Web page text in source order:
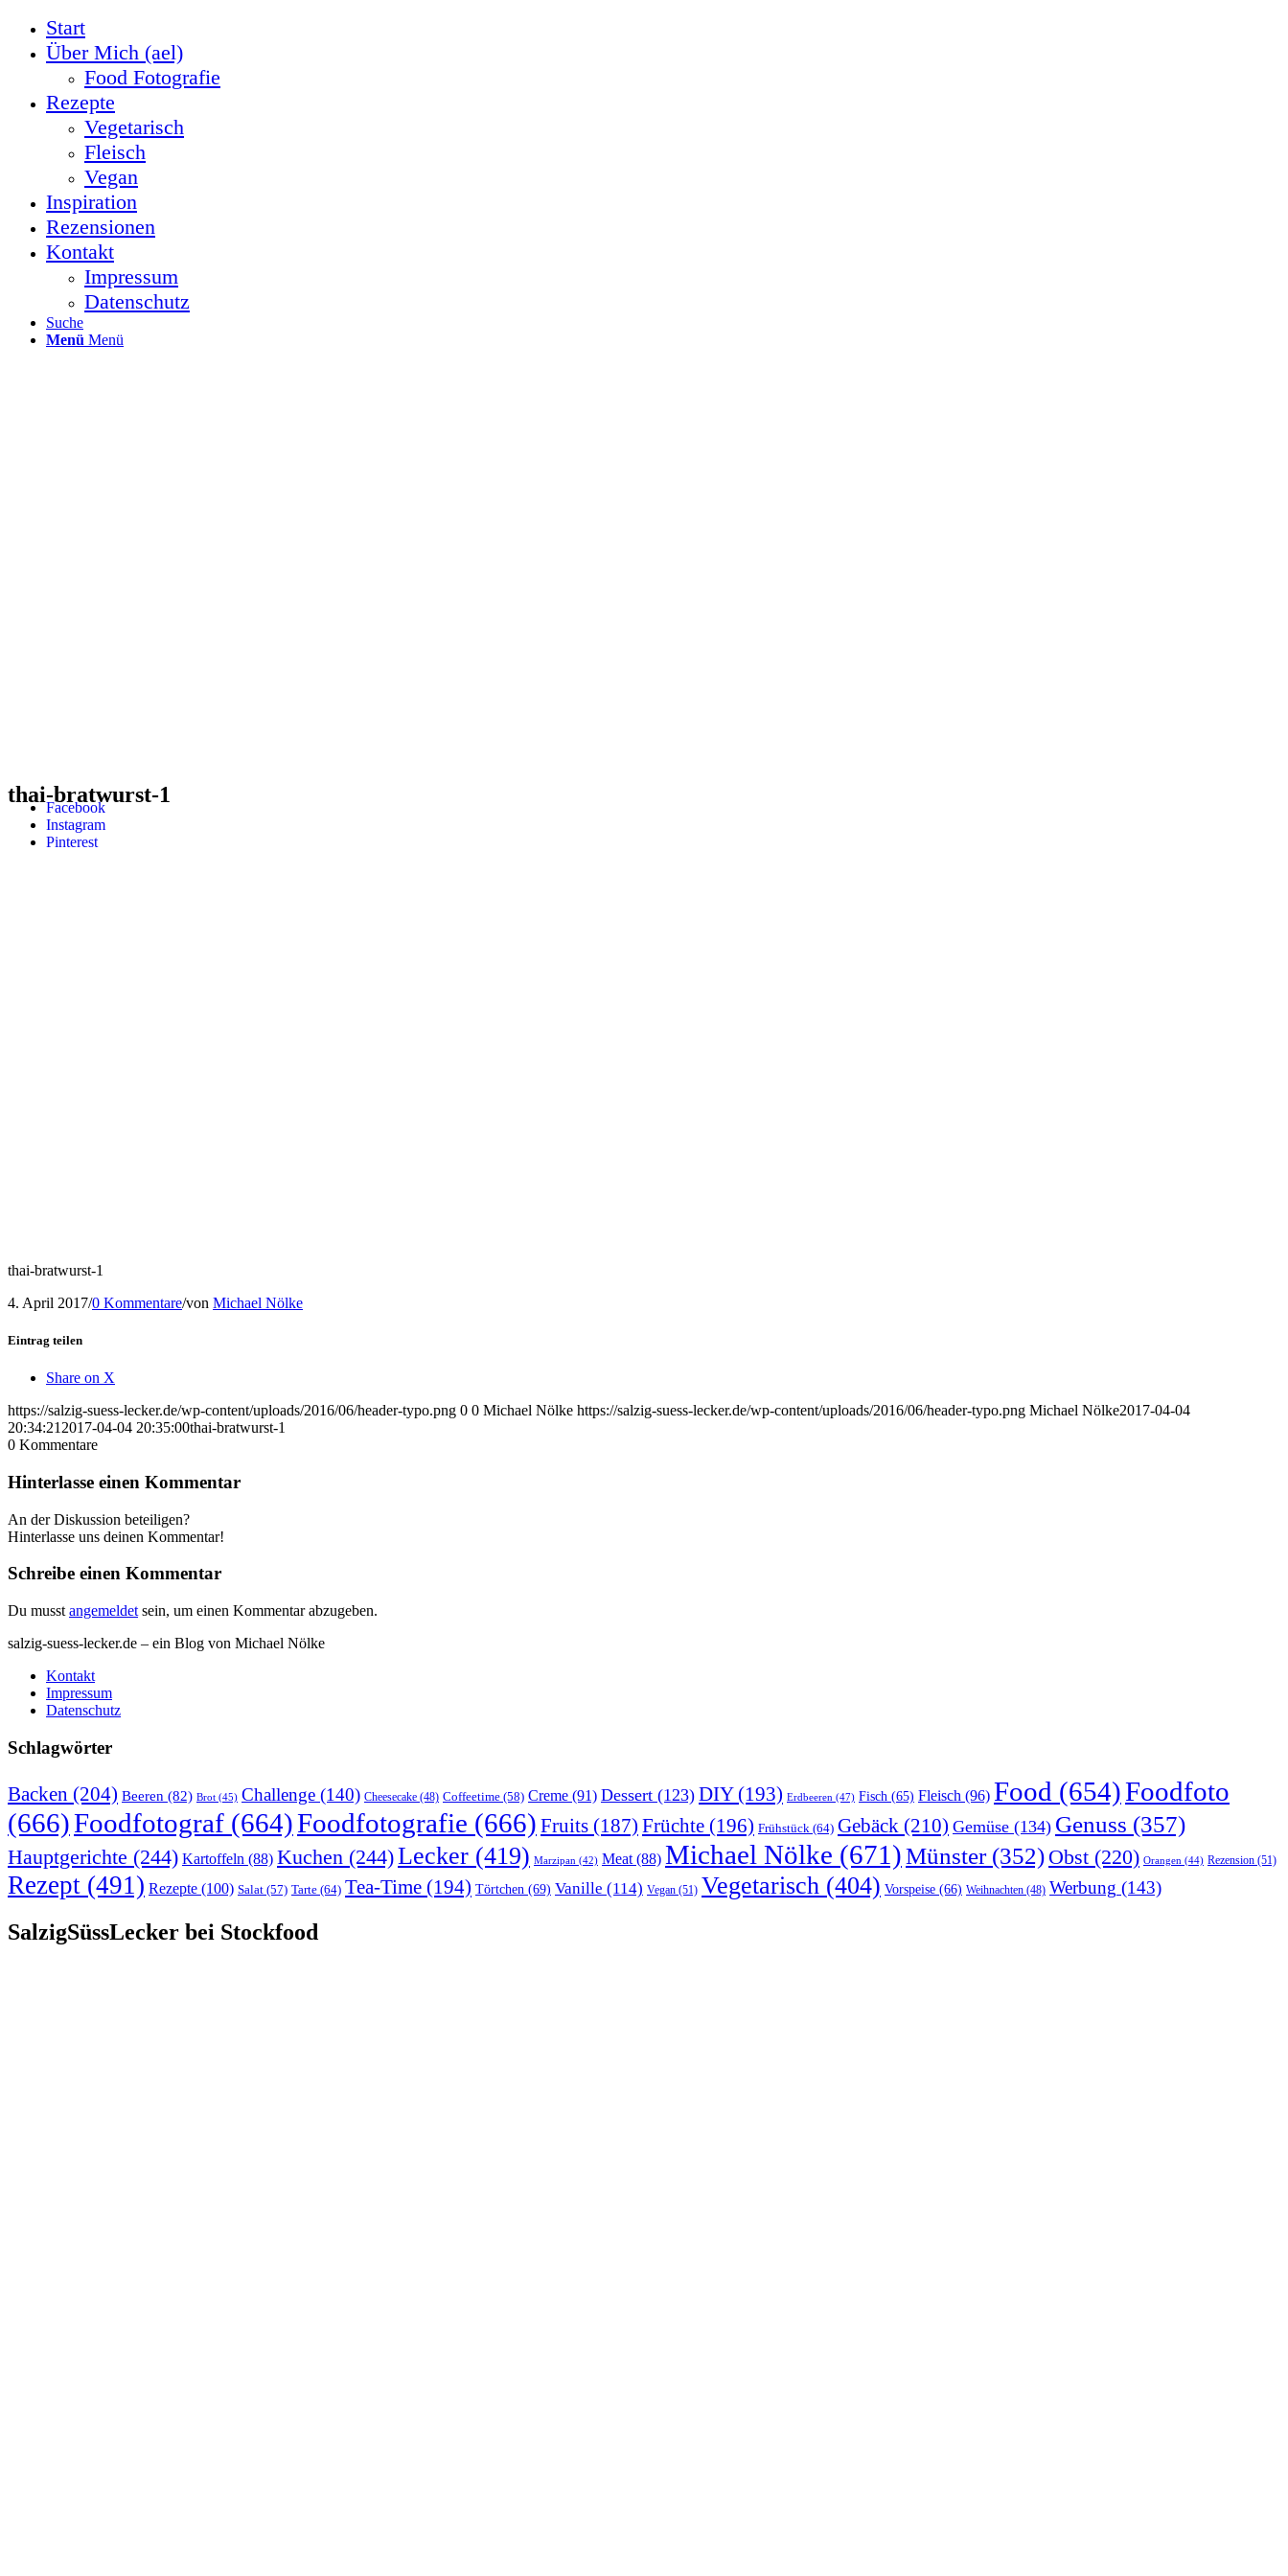
Start
Über Mich (ael)
Food Fotografie
Rezepte
Vegetarisch
Fleisch
Vegan
Inspiration
Rezensionen
Kontakt
Impressum
Datenschutz
Suche
Menü Menü
Facebook
Instagram
Pinterest
thai-bratwurst-1
thai-bratwurst-1
4. April 2017/0 Kommentare/von Michael Nölke
Eintrag teilen
Share on X
https://salzig-suess-lecker.de/wp-content/uploads/2016/06/header-typo.png 0 0 Michael Nölke https://salzig-suess-lecker.de/wp-content/uploads/2016/06/header-typo.png Michael Nölke2017-04-04
20:34:21 2017-04-04 20:35:00thai-bratwurst-1
0 Kommentare
Hinterlasse einen Kommentar
An der Diskussion beteiligen?
Hinterlasse uns deinen Kommentar!
Schreibe einen Kommentar
Du musst angemeldet sein, um einen Kommentar abzugeben.
salzig-suess-lecker.de – ein Blog von Michael Nölke
Kontakt
Impressum
Datenschutz
Schlagwörter
Backen (204) Beeren (82) Brot (45) Challenge (140) Cheesecake (48) Coffeetime (58) Creme (91) Dessert (123) DIY(193) Erdbeeren (47) Fisch (65) Fleisch (96) Food (654)Foodfoto
(666)Foodfotograf (664)Foodfotografie (666) Fruits (187) Früchte (196) Frühstück (64) Gebäck (210) Gemüse (134) Genuss (357)
Hauptgerichte (244) Kartoffeln (88) Kuchen (244)Lecker (419) Marzipan (42) Meat(88) Michael Nölke (671)Münster(352) Obst (220) Orangen (44) Rezension (51)
Rezept (491) Rezepte (100) Salat (57) Tarte (64) Tea-Time (194) Törtchen (69) Vanille (114) Vegan (51) Vegetarisch (404) Vorspeise (66) Weihnachten (48) Werbung (143)
SalzigSüssLecker bei Stockfood